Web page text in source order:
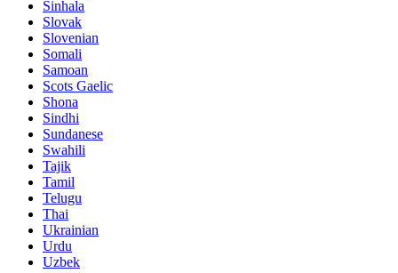
Sinhala
Slovak
Slovenian
Somali
Samoan
Scots Gaelic
Shona
Sindhi
Sundanese
Swahili
Tajik
Tamil
Telugu
Thai
Ukrainian
Urdu
Uzbek